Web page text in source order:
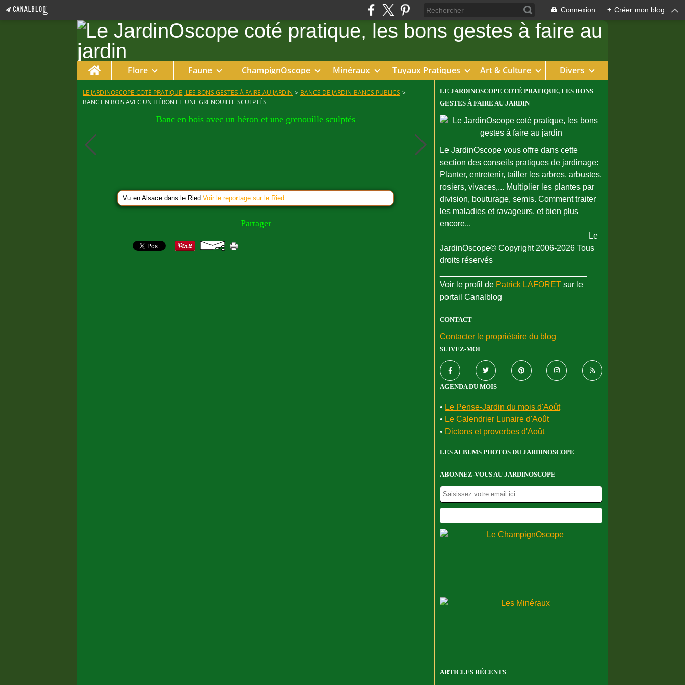
Connexion + Créer mon blog
Home Flore Faune ChampignOscope Minéraux Tuyaux Pratiques Art & Culture Divers
LE JARDINOSCOPE COTÉ PRATIQUE, LES BONS GESTES À FAIRE AU JARDIN > BANCS DE JARDIN-BANCS PUBLICS >
BANC EN BOIS AVEC UN HÉRON ET UNE GRENOUILLE SCULPTÉS
Banc en bois avec un héron et une grenouille sculptés
Vu en Alsace dans le Ried Voir le reportage sur le Ried
Partager
LE JARDINOSCOPE COTÉ PRATIQUE, LES BONS
GESTES À FAIRE AU JARDIN
Le JardinOscope vous offre dans cette
section des conseils pratiques de jardinage:
Planter, entretenir, tailler les arbres, arbustes,
rosiers, vivaces,... Multiplier les plantes par
division, bouturage, semis. Comment traiter
les maladies et ravageurs, et bien plus
encore...
________________________________ Le
JardinOscope© Copyright 2006-2026 Tous
droits réservés
Voir le profil de Patrick LAFORET sur le
portail Canalblog
CONTACT
Contacter le propriétaire du blog
SUIVEZ-MOI
AGENDA DU MOIS
• Le Pense-Jardin du mois d'Août
• Le Calendrier Lunaire d'Août
• Dictons et proverbes d'Août
LES ALBUMS PHOTOS DU JARDINOSCOPE
ABONNEZ-VOUS AU JARDINOSCOPE
ARTICLES RÉCENTS